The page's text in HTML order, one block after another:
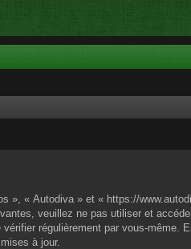
», « Autodiva » et « https://
veuillez ne pas utiliser et
régulièrement par vous-
à jour.